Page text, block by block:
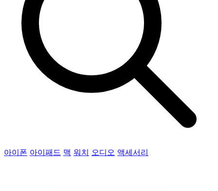
아이폰 아이패드 맥 워치 오디오 액세서리